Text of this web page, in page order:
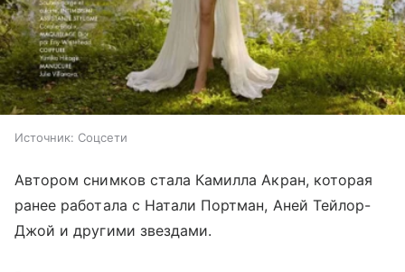
Источник: Соцсети
Автором снимков стала Камилла Акран, которая
ранее работала с Натали Портман, Аней Тейлор-
Джой и другими звездами.